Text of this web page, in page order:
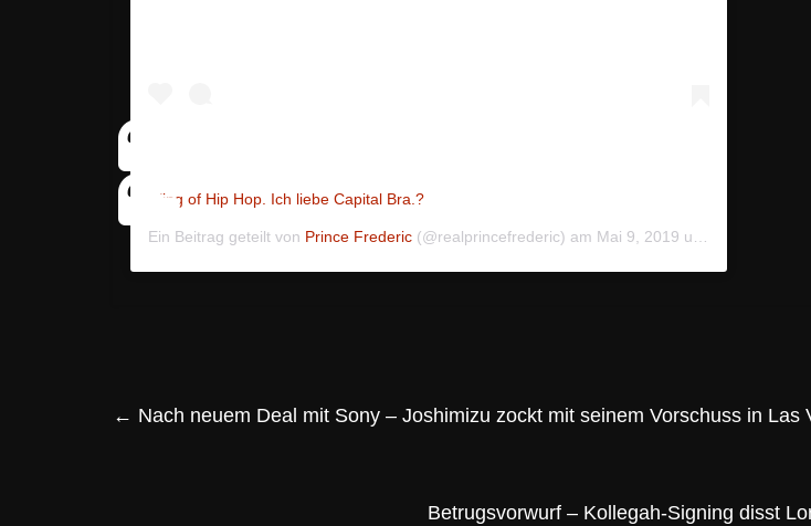
King of Hip Hop. Ich liebe Capital Bra.?
Ein Beitrag geteilt von Prince Frederic (@realprincefrederic) am Mai 9, 2019 um 2:08 PDT
← Nach neuem Deal mit Sony – Joshimizu zockt mit seinem Vorschuss in Las
Betrugsvorwurf – Kollegah-Signing disst